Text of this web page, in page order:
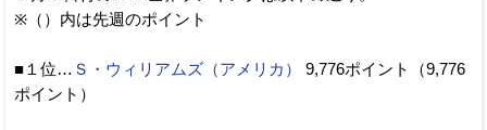
※（）内は先週のポイント
■１位… Ｓ・ウィリアムズ（アメリカ）
9,776ポイント（9,776
ポイント）